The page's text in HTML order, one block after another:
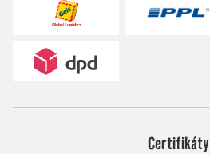
Certifikáty